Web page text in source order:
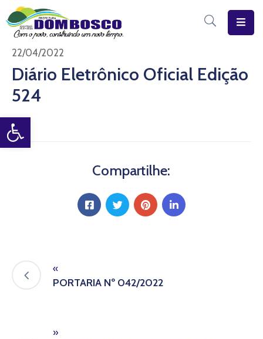
Open toolbar
Início
O
Município
Estrutura
Diário
22/04/2022
Diário Eletrônico Oficial Edição
524
Compartilhe:
«
PORTARIA Nº 042/2022
»